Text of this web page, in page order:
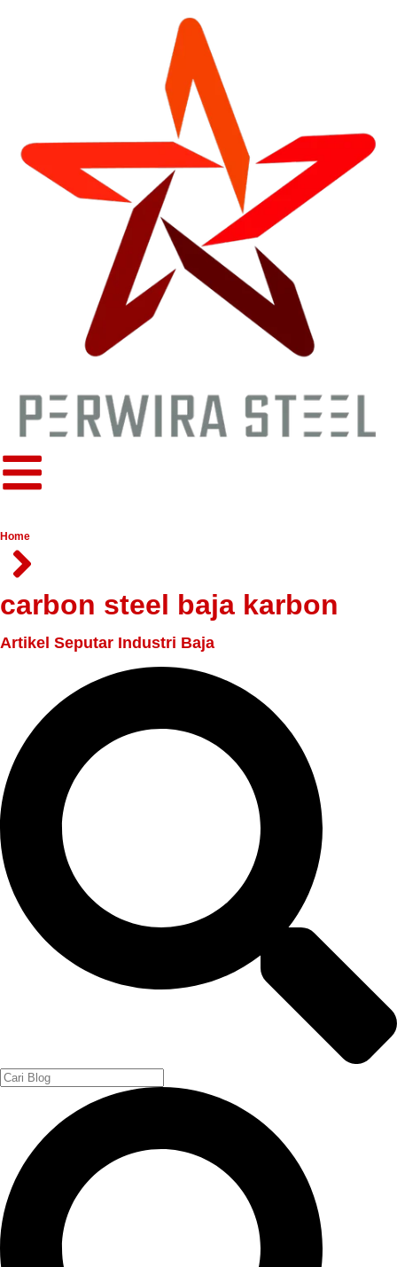
Home
carbon steel baja karbon
Artikel Seputar Industri Baja